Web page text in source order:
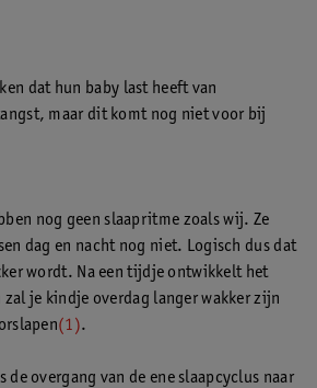
dat hun baby last heeft van
maar dit komt nog niet voor bij
nog geen slaapritme zoals wij. Ze
dag en nacht nog niet. Logisch dus dat
wordt. Na een tijdje ontwikkelt het
je kindje overdag langer wakker zijn
(1).
de overgang van de ene slaapcyclus naar